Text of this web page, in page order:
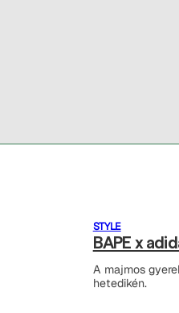
STYLE
BAPE x
A majmos
hetedikén.